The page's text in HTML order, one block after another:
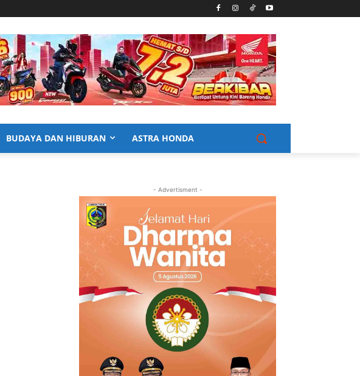
BUDAYA DAN HIBURAN ASTRA HONDA
- Advertisment -